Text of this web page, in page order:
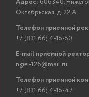
Адрес: 606340,
Октябрьская, д. 22 А
Телефон приемной
+7 (831 66) 4-15-50
E-mail приемной
ngiei-126@mail.ru
Телефон приемной
+7 (831 66) 4-15-47